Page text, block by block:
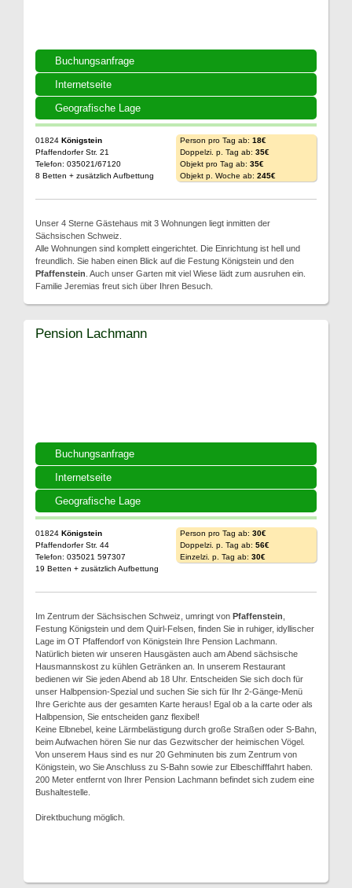
Buchungsanfrage
Internetseite
Geografische Lage
01824 Königstein
Pfaffendorfer Str. 21
Telefon: 035021/67120
8 Betten + zusätzlich Aufbettung
Person pro Tag ab: 18€
Doppelzi. p. Tag ab: 35€
Objekt pro Tag ab: 35€
Objekt p. Woche ab: 245€
Unser 4 Sterne Gästehaus mit 3 Wohnungen liegt inmitten der
Sächsischen Schweiz.
Alle Wohnungen sind komplett eingerichtet. Die Einrichtung ist hell und
freundlich. Sie haben einen Blick auf die Festung Königstein und den
Pfaffenstein . Auch unser Garten mit viel Wiese lädt zum ausruhen ein.
Familie Jeremias freut sich über Ihren Besuch.
Buchungsanfrage
Internetseite
Geografische Lage
Pension Lachmann
01824 Königstein
Pfaffendorfer Str. 44
Telefon: 035021 597307
19 Betten + zusätzlich Aufbettung
Person pro Tag ab: 30€
Doppelzi. p. Tag ab: 56€
Einzelzi. p. Tag ab: 30€
Im Zentrum der Sächsischen Schweiz, umringt von Pfaffenstein
Festung Königstein und dem Quirl-Felsen, finden Sie in ruhiger, idyllischer
Lage im OT Pfaffendorf von Königstein Ihre Pension Lachmann.
Natürlich bieten wir unseren Hausgästen auch am Abend sächsische
Hausmannskost zu kühlen Getränken an. In unserem Restaurant
bedienen wir Sie jeden Abend ab 18 Uhr. Entscheiden Sie sich doch für
unser Halbpension-Spezial und suchen Sie sich für Ihr 2-Gänge-Menü
Ihre Gerichte aus der gesamten Karte heraus! Egal ob a la carte oder als
Halbpension, Sie entscheiden ganz flexibel!
Keine Elbnebel, keine Lärmbelästigung durch große Straßen oder S-Bahn,
beim Aufwachen hören Sie nur das Gezwitscher der heimischen Vögel.
Von unserem Haus sind es nur 20 Gehminuten bis zum Zentrum von
Königstein, wo Sie Anschluss zu S-Bahn sowie zur Elbeschifffahrt haben.
200 Meter entfernt von Ihrer Pension Lachmann befindet sich zudem eine
Bushaltestelle.
Direktbuchung möglich.